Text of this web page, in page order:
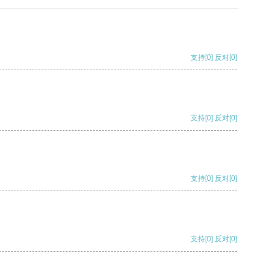
支持[0] 反对[0]
支持[0] 反对[0]
支持[0] 反对[0]
支持[0] 反对[0]